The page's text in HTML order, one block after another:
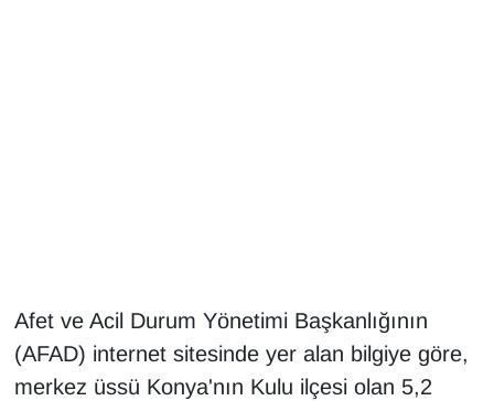
Afet ve Acil Durum Yönetimi Başkanlığının
(AFAD) internet sitesinde yer alan bilgiye göre,
merkez üssü Konya'nın Kulu ilçesi olan 5,2
Haber
HABERDE İNSAN